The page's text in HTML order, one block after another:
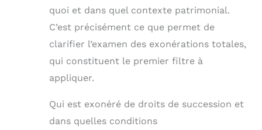
quoi et dans quel contexte patrimonial.
C’est précisément ce que permet de
clarifier l’examen des exonérations totales,
qui constituent le premier filtre à
appliquer.
Qui est exonéré de droits de succession et
dans quelles conditions